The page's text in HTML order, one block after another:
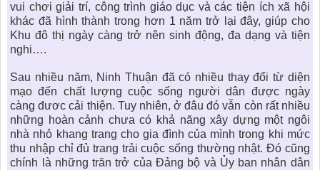
vui chơi giải trí, công trình giáo dục và các tiện ích xã hội
khác đã hình thành trong hơn 1 năm trở lại đây, giúp cho
Khu đô thị ngày càng trở nên sinh động, đa dạng và tiện
nghi….
Sau nhiều năm, Ninh Thuận đã có nhiều thay đổi từ diện
mạo đến chất lượng cuộc sống người dân được ngày
càng đươc cải thiện. Tuy nhiên, ở đâu đó vẫn còn rất nhiều
những hoàn cảnh chưa có khả năng xây dựng một ngôi
nhà nhỏ khang trang cho gia đình của mình trong khi mức
thu nhập chỉ đủ trang trải cuộc sống thường nhật. Đó cũng
chính là những trăn trở của Đảng bộ và Ủy ban nhân dân